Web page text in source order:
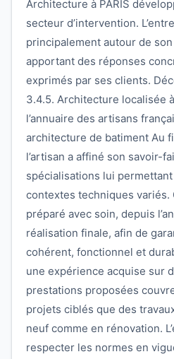
Architecture à PARIS
secteur d’intervention.
principalement autour de
apportant des réponses
exprimés par ses clients.
3.4.5. Architecture localisée
l’annuaire des artisans
architecture de batiment Au
l’artisan a affiné son savoir-
spécialisations lui permettant
contextes techniques variés.
préparé avec soin, depuis
réalisation finale, afin de
cohérent, fonctionnel et
une expérience acquise sur
prestations proposées
projets ciblés que des
neuf comme en rénovation.
respecter les normes en